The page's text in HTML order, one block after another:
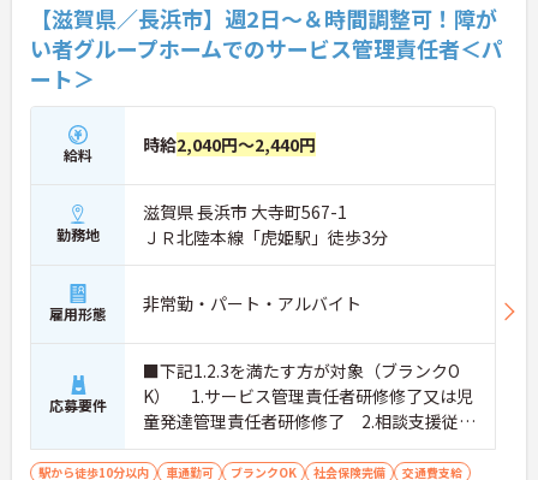
【滋賀県／長浜市】週2日～＆時間調整可！障が
い者グループホームでのサービス管理責任者＜パ
ート＞
給料 時給2,040円～2,440円
勤務地
滋賀県 長浜市 大寺町567-1
ＪＲ北陸本線「虎姫駅」徒歩3分
雇用形態 非常勤・パート・アルバイト
応募要件
■下記1.2.3を満たす方が対象（ブランクO
K） 1.サービス管理責任者研修修了又は児
童発達管理責任者研修修了 2.相談支援従事
者初任者研修修了又は相談支援従事者実務
者研修修了 3.普通自動車運転免許(AT限定
駅から徒歩10分以内 車通勤可 ブランクOK 社会保険完備 交通費支給